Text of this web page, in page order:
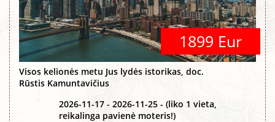
1899 Eur
Visos kelionės metu Jus lydės istorikas, doc.
Rūstis Kamuntavičius
2026-11-17 - 2026-11-25 - (liko 1 vieta,
reikalinga pavienė moteris!)